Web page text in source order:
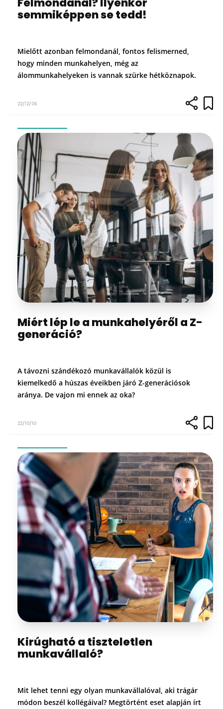
semmiképpen se tedd!
Mielőtt azonban felmondanál, fontos felismerned,
hogy minden munkahelyen, még az
álommunkahelyeken is vannak szürke hétköznapok.
22/12/06
Miért lép le a munkahelyéről a Z-
generáció?
A távozni szándékozó munkavállalók közül is
kiemelkedő a húszas éveikben járó Z-generációsok
aránya. De vajon mi ennek az oka?
22/10/10
Kirúgható a tiszteletlen
munkavállaló?
Mit lehet tenni egy olyan munkavállalóval, aki trágár
módon beszél kollégáival? Megtörtént eset alapján írt